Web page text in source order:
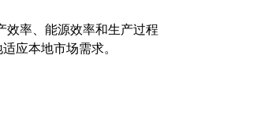
率、能源效率和生产过程
应本地市场需求。